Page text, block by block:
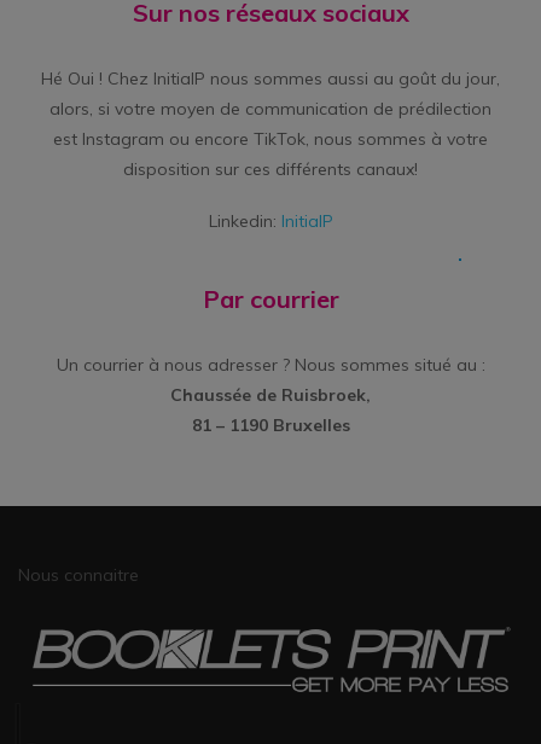
Sur nos réseaux sociaux
Hé Oui ! Chez InitialP nous sommes aussi au goût du jour,
alors, si votre moyen de communication de prédilection
est Instagram ou encore TikTok, nous sommes à votre
disposition sur ces différents canaux!
Linkedin: InitialP
Par courrier
Un courrier à nous adresser ? Nous sommes situé au :
Chaussée de Ruisbroek,
81 – 1190 Bruxelles
Nous connaitre